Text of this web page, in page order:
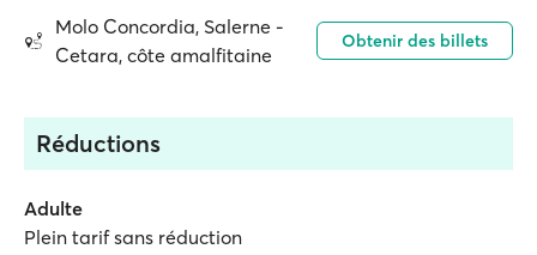
Molo Concordia, Salerne -
Cetara, côte amalfitaine
Obtenir des billets
Réductions
Adulte
Plein tarif sans réduction